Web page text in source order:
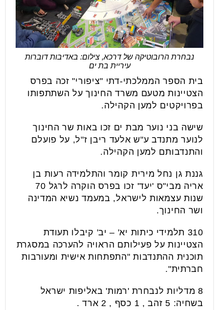
נבחרת הרובוטיקה של דרכא, צילום: באדיבות דוברות
עיריית בת ים
בית הספר הממלכתי-דתי "ציפורי" זכה בפרס
הצטיינות מטעם משרד החינוך על השתתפותו
בפרויקטים למען הקהילה.
שישה בני נוער מבת ים זכו באות שר החינוך
לנוער מתנדב ע"ש אלעד ריבן ז"ל, על פועלם
והתנדבותם למען הקהילה.
גננת גן נחל מירית קומר והתלמידה רעות בן
אריה מבי"ס 'יעד' זכו בפרס הוקרה לרגל 70
שנות עצמאות לישראל, במעמד נשיא המדינה
ושר החינוך.
310 תלמידי כיתות יא' – יב' קיבלו תעודת
הצטיינות על פעילותם הראויה להערכה במסגרת
תוכנית ההתנדבות "התפתחות אישית ומעורבות
חברתית".
8 מדליות לנבחרת 'רמות' באליפות ישראל
בשחיה: 5 זהב , 1 כסף , 2 ארד .